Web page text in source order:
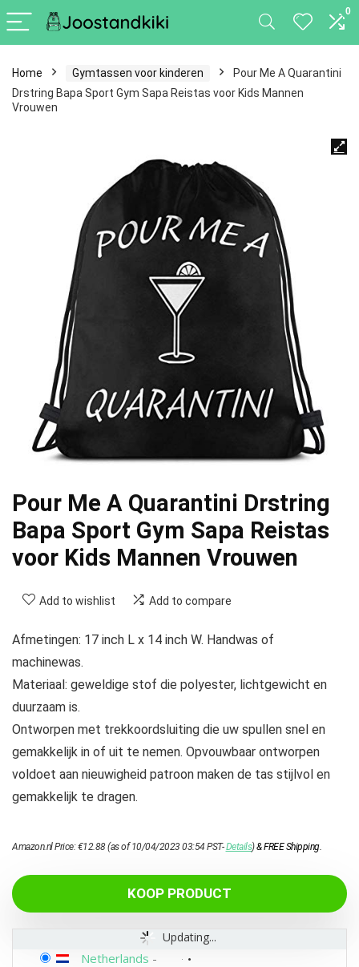
0
Home Gymtassen voor kinderen
Pour Me A Quarantini
Drstring Bapa Sport Gym Sapa Reistas voor Kids Mannen
Vrouwen
Pour Me A Quarantini Drstring
Bapa Sport Gym Sapa Reistas
voor Kids Mannen Vrouwen
Add to wishlist Add to compare
Afmetingen: 17 inch L x 14 inch W. Handwas of
machinewas.
Materiaal: geweldige stof die polyester, lichtgewicht en
duurzaam is.
Ontworpen met trekkoordsluiting die uw spullen snel en
gemakkelijk in of uit te nemen. Opvouwbaar ontworpen
voldoet aan nieuwigheid patroon maken de tas stijlvol en
gemakkelijk te dragen.
Amazon.nl Price:€12.88(as of 10/04/2023 03:54 PST-Details)&FREE Shipping.
KOOP PRODUCT
Updating...
Netherlands -